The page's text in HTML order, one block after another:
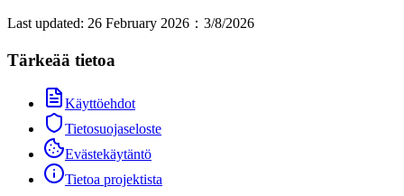
Last updated: 26 February 2026 ： 3/8/2026
Tärkeää tietoa
Käyttöehdot
Tietosuojaseloste
Evästekäytäntö
Tietoa projektista